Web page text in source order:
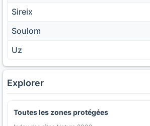
Sireix
Soulom
Uz
Explorer
Toutes les zones protégées